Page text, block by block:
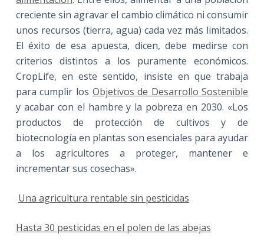
creciente sin agravar el cambio climático ni consumir
unos recursos (tierra, agua) cada vez más limitados.
El éxito de esa apuesta, dicen, debe medirse con
criterios distintos a los puramente económicos.
CropLife, en este sentido, insiste en que trabaja
para cumplir los Objetivos de Desarrollo Sostenible
y acabar con el hambre y la pobreza en 2030. «Los
productos de protección de cultivos y de
biotecnología en plantas son esenciales para ayudar
a los agricultores a proteger, mantener e
incrementar sus cosechas».
Una agricultura rentable sin pesticidas
Hasta 30 pesticidas en el polen de las abejas